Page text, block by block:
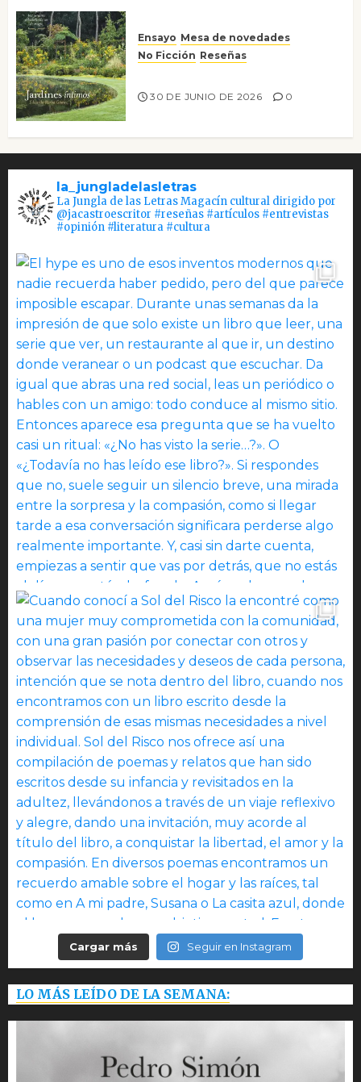
Ensayo Mesa de novedades
No Ficción Reseñas
30 DE JUNIO DE 2026 0
la_jungladelasletras
La Jungla de las Letras Magacín cultural dirigido por
@jacastroescritor #reseñas #artículos #entrevistas
#opinión #literatura #cultura
Cargar más Seguir en Instagram
LO MÁS LEÍDO DE LA SEMANA: